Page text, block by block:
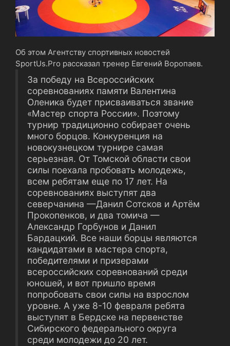
Об этом Агентству спортивных новостей
SportUs.Pro рассказал тренер Евгений Воропаев.
За победу на Всероссийских
соревнованиях памяти Валентина
Оленика будет присваиваться звание
«Мастер спорта России». Поэтому
турнир традиционно собирает очень
много борцов. Конкуренция на
новокузнецком турнире самая
серьезная. От Томской области свои
силы поехала пробовать молодежь,
всем ребятам еще по 17 лет. На
соревнованиях выступят два
северчанина —Данил Сотсков и Артём
Прокопенков, и два томича —
Александр Горбунов и Данил
Бардацкий. Все наши борцы являются
кандидатами в мастера спорта,
победителями и призерами
всероссийских соревнований среди
юношей, и вот пришло время
попробовать свои силы на взрослом
уровне. А уже 8-10 февраля ребята
выступят в Бердске на первенстве
Сибирского федерального округа
среди молодежи до 20 лет.